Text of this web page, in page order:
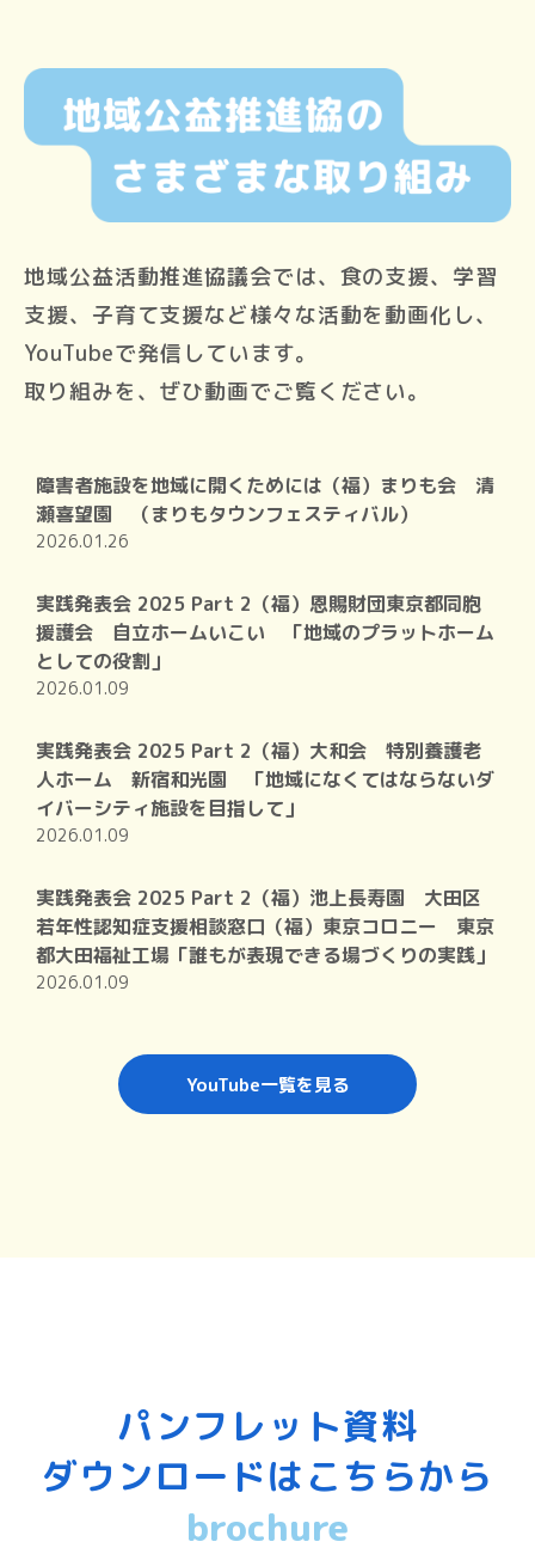
地域公益活動推進協議会では、食の支援、学習
支援、子育て支援など様々な活動を動画化し、
YouTubeで発信しています。
取り組みを、ぜひ動画でご覧ください。
YouTube一覧を見る
障害者施設を地域に開くためには（福）まりも会 清
瀬喜望園 （まりもタウンフェスティバル）
2026.01.26
実践発表会 2025 Part 2（福）恩賜財団東京都同胞
援護会 自立ホームいこい 「地域のプラットホーム
としての役割」
2026.01.09
実践発表会 2025 Part 2（福）大和会 特別養護老
人ホーム 新宿和光園 「地域になくてはならないダ
イバーシティ施設を目指して」
2026.01.09
実践発表会 2025 Part 2（福）池上長寿園 大田区
若年性認知症支援相談窓口（福）東京コロニー 東京
都大田福祉工場「誰もが表現できる場づくりの実践」
2026.01.09
パンフレット資料
ダウンロードはこちらから
brochure